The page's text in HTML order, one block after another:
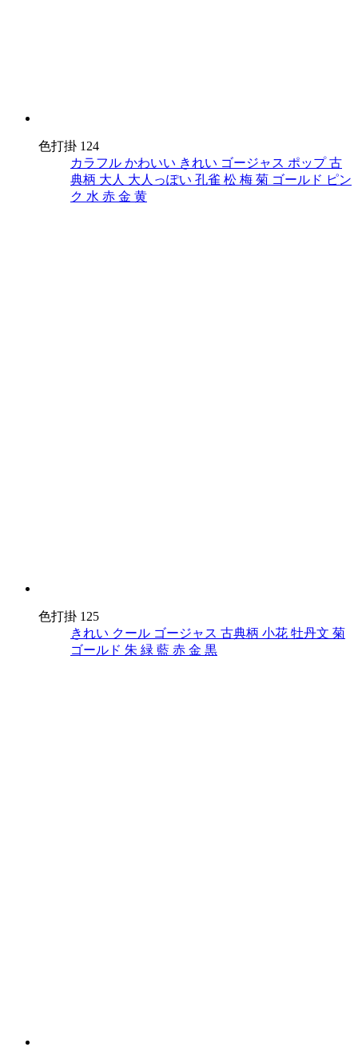
色打掛 124
カラフル かわいい きれい ゴージャス ポップ 古
典柄 大人 大人っぽい 孔雀 松 梅 菊 ゴールド ピン
ク 水 赤 金 黄
色打掛 125
きれい クール ゴージャス 古典柄 小花 牡丹文 菊
ゴールド 朱 緑 藍 赤 金 黒